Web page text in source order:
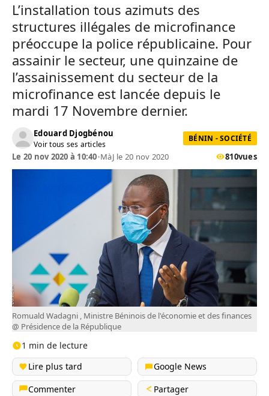
L’installation tous azimuts des
structures illégales de microfinance
préoccupe la police républicaine. Pour
assainir le secteur, une quinzaine de
l’assainissement du secteur de la
microfinance est lancée depuis le
mardi 17 Novembre dernier.
Edouard Djogbénou
Voir tous ses articles
BÉNIN - SOCIÉTÉ
Le 20 nov 2020 à 10:40•MàJ le 20 nov 2020 810vues
Romuald Wadagni , Ministre Béninois de l'économie et des finances
@ Présidence de la République
1 min de lecture
Lire plus tard
Google News
Commenter
Partager